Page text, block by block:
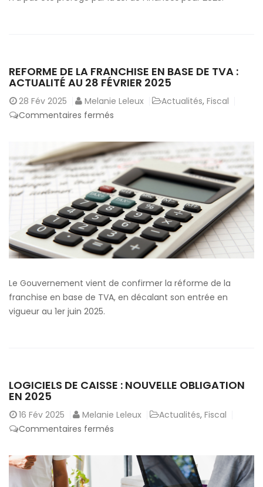
REFORME DE LA FRANCHISE EN BASE DE TVA :
ACTUALITÉ AU 28 FÉVRIER 2025
28 Fév 2025 Melanie Leleux Actualités, Fiscal
Commentaires fermés
de
la
franchise
en
base
de
TVA
:
actualité
28
février
Le Gouvernement vient de confirmer la réforme de la
franchise en base de TVA, en décalant son entrée en
vigueur au 1er juin 2025.
LOGICIELS DE CAISSE : NOUVELLE OBLIGATION
EN 2025
16 Fév 2025 Melanie Leleux Actualités, Fiscal
Commentaires fermés
de
caisse